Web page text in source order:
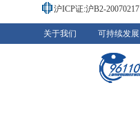
沪ICP证:沪B2-20070217
关于我们 可持续发展